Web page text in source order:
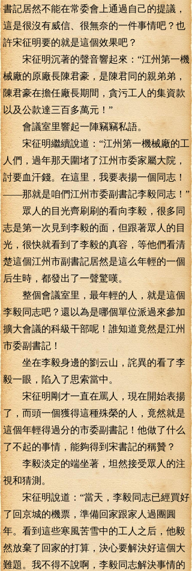
書記居然不能在常委會上通過自己的提議，
這是很沒有威信、很無奈的一件事情吧？也
許宋征明要的就是這個效果吧？
宋征明沉著的聲音響起來：“江州第一機
械廠的原廠長陳君豪，是陳君同的親弟弟，
陳君豪在擔任廠長期間，貪污工人的集資款
以及公款達三百多萬元！”
會議室里響起一陣竊竊私語。
宋征明繼續說道：“江州第一機械廠的工
人們，過年那天圍堵了江州市委家屬大院，
討要血汗錢。在這里，我要表揚一個同志！
——那就是咱們江州市委副書記李毅同志！”
眾人的目光齊刷刷的看向李毅，很多同
志是第一次見到李毅的面，但跟著眾人的目
光，很快就看到了李毅的真容，等他們看清
楚這個江州市副書記居然是這么年輕的一個
后生時，都發出了一聲驚嘆。
整個會議室里，最年輕的人，就是這個
李毅同志吧？還以為是哪個單位派過來參加
擴大會議的科級干部呢！誰知道竟然是江州
市委副書記！
坐在李毅身邊的劉云山，詫異的看了李
毅一眼，陷入了思索當中。
宋征明剛才一直在罵人，現在開始表揚
了，而頭一個獲得這種殊榮的人，竟然就是
這個年輕得過分的市委副書記！他做了什么
了不起的事情，能夠得到宋書記的稱贊？
李毅淡定的端坐著，坦然接受眾人的注
視和猜測。
宋征明說道：“當天，李毅同志已經買好
了回京城的機票，準備回家跟家人過團圓
年。看到這些寒風苦雪中的工人之后，他毅
然放棄了回家的打算，決心要解決好這個大
難題。我不得不說啊，李毅同志解決事情的